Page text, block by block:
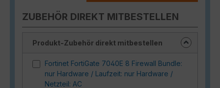
ZUBEHÖR DIREKT MITBESTELLEN
Produkt-Zubehör direkt mitbestellen
Fortinet FortiGate 7040E 8 Firewall Bundle:
nur Hardware / Laufzeit: nur Hardware /
Netzteil: AC